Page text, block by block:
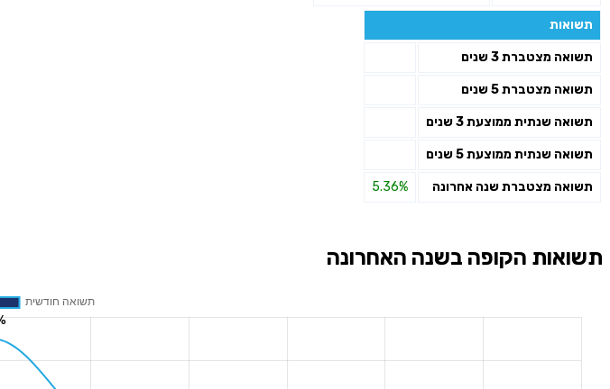
תשואות
תשואה מצטברת 3 שנים
תשואה מצטברת 5 שנים
תשואה שנתית ממוצעת 3 שנים
תשואה שנתית ממוצעת 5 שנים
תשואה מצטברת שנה אחרונה 5.36%
תשואות הקופה בשנה האחרונה